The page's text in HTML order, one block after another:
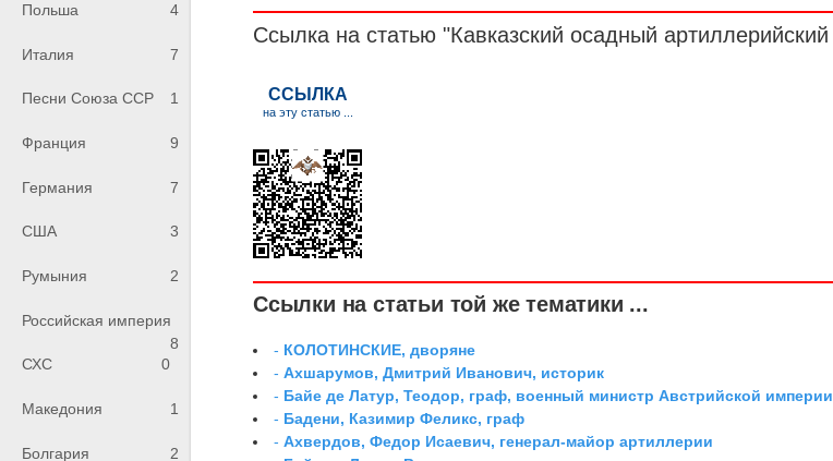
Польша 4
Италия 7
Песни Союза ССР 1
Франция 9
Германия 7
США 3
Румыния 2
Российская империя
8
СХС
0
Македония 1
Болгария 2
Ссылка на статью "Кавказский осадный артиллерийский
Ссылки на статьи той же тематики ...
- КОЛОТИНСКИЕ, дворяне
-Ахшарумов, Дмитрий Иванович, историк
- Байе де Латур, Теодор, граф, военный министр Австрийской империи
- Бадени, Казимир Феликс, граф
-Ахвердов, Федор Исаевич, генерал-майор артиллерии